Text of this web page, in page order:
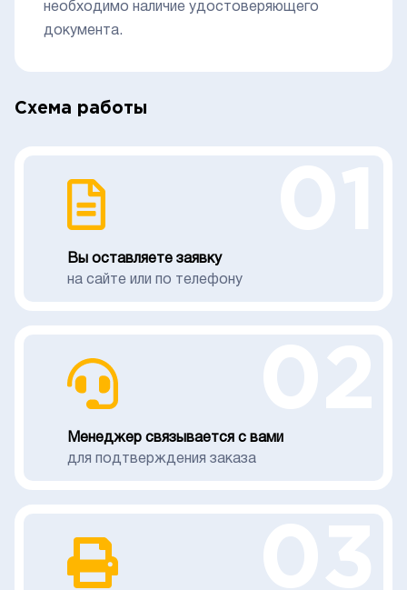
необходимо наличие удостоверяющего
документа.
Схема работы
Вы оставляете заявку
на сайте или по телефону
Менеджер связывается с вами
для подтверждения заказа